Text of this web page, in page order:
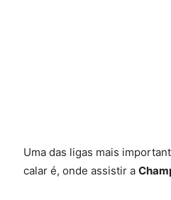
Uma das ligas mais
calar é, onde assistir a